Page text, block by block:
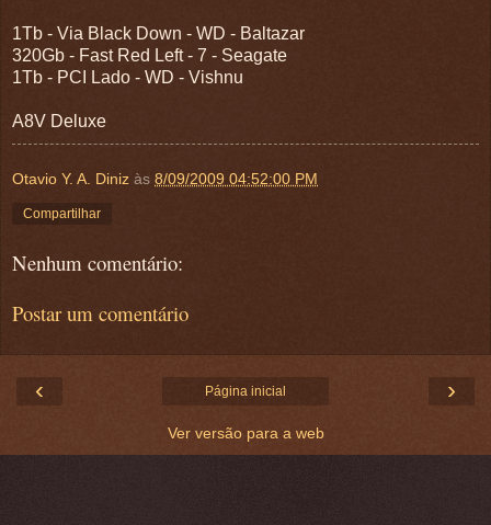
1Tb - Via Black Down - WD - Baltazar
320Gb - Fast Red Left - 7 - Seagate
1Tb - PCI Lado - WD - Vishnu
A8V Deluxe
Otavio Y. A. Diniz às 8/09/2009 04:52:00 PM
Compartilhar
Nenhum comentário:
Postar um comentário
‹ ›
Página inicial
Ver versão para a web